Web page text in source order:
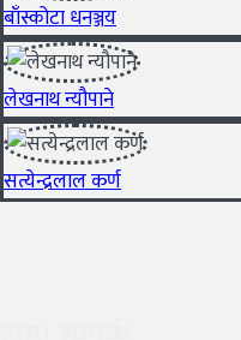
बाँस्कोटा धनञ्जय
लेखनाथ न्यौपाने
सत्येन्द्रलाल कर्ण